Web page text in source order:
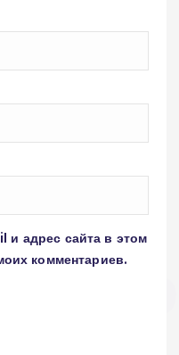
и адрес сайта в этом
комментариев.